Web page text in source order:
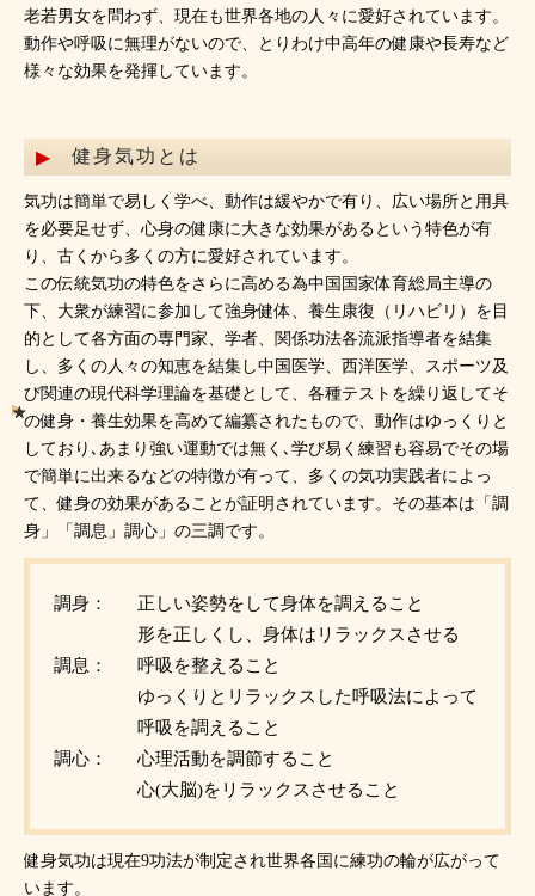
老若男女を問わず、現在も世界各地の人々に愛好されています。
動作や呼吸に無理がないので、とりわけ中高年の健康や長寿など
様々な効果を発揮しています。
健身気功とは
気功は簡単で易しく学べ、動作は緩やかで有り、広い場所と用具
を必要足せず、心身の健康に大きな効果があるという特色が有
り、古くから多くの方に愛好されています。
この伝統気功の特色をさらに高める為中国国家体育総局主導の
下、大衆が練習に参加して強身健体、養生康復（リハビリ）を目
的として各方面の専門家、学者、関係功法各流派指導者を結集
し、多くの人々の知恵を結集し中国医学、西洋医学、スポーツ及
び関連の現代科学理論を基礎として、各種テストを繰り返してそ
の健身・養生効果を高めて編纂されたもので、動作はゆっくりと
しており､あまり強い運動では無く､学び易く練習も容易でその場
で簡単に出来るなどの特徴が有って、多くの気功実践者によっ
て、健身の効果があることが証明されています。その基本は「調
身」「調息」調心」の三調です。
調身：
正しい姿勢をして身体を調えること
形を正しくし、身体はリラックスさせる
調息：
呼吸を整えること
ゆっくりとリラックスした呼吸法によって
呼吸を調えること
調心：
心理活動を調節すること
心(大脳)をリラックスさせること
健身気功は現在9功法が制定され世界各国に練功の輪が広がって
います。